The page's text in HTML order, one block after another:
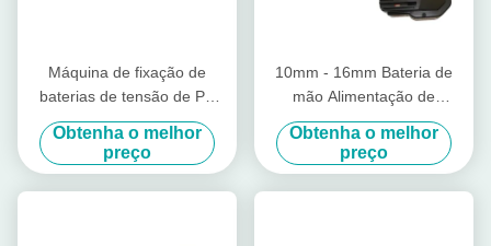
Máquina de fixação de
baterias de tensão de PP
PET 3000N Tensor para
fixação de plásticos
Obtenha o melhor
preço
10mm - 16mm Bateria de
mão Alimentação de
ferramenta de fixação de
plástico sem vedação sem
fio manual de paletes
Obtenha o melhor
preço